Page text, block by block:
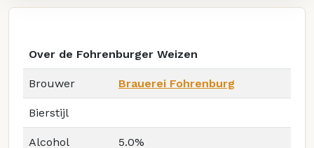
Over de Fohrenburger Weizen
Brouwer Brauerei Fohrenburg
Bierstijl
Alcohol 5.0%